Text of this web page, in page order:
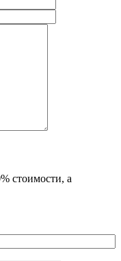
стоимости, а